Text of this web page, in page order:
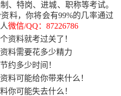
、特岗、进城、职称等考试。
料，你将会有99%的几率通过
微信/QQ：87226786
料就考过关了！
料需要花多少精力
多少时间！
可能给你带来什么！
可能失去什么！